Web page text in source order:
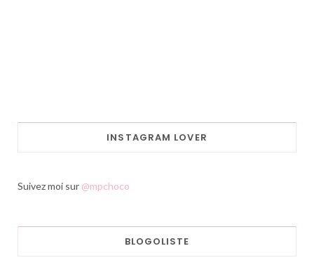
INSTAGRAM LOVER
Suivez moi sur @mpchoco
BLOGOLISTE